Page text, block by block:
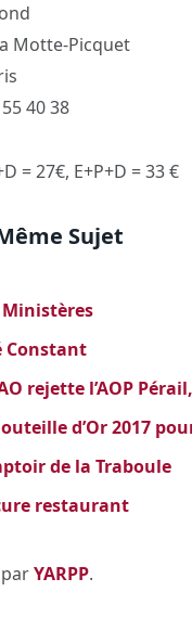
Motte-Picquet
40 38
= 27€, E+P+D = 33 €
Sujet
Constant
rejette l’AOP
d’Or 2017
de la Traboule
restaurant
YARPP.